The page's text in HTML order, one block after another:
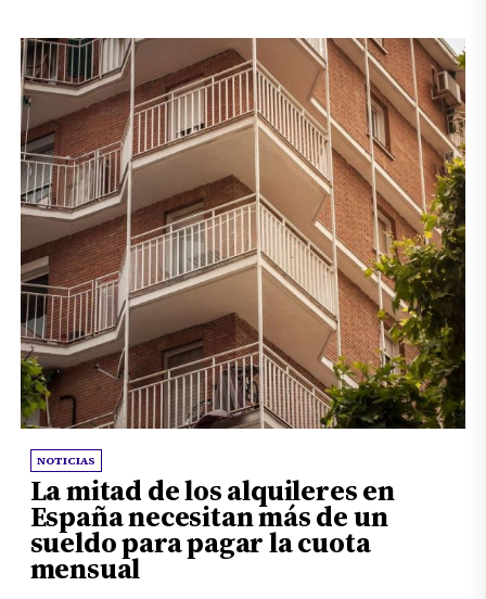
NOTICIAS
La mitad de los alquileres en
España necesitan más de un
sueldo para pagar la cuota
mensual